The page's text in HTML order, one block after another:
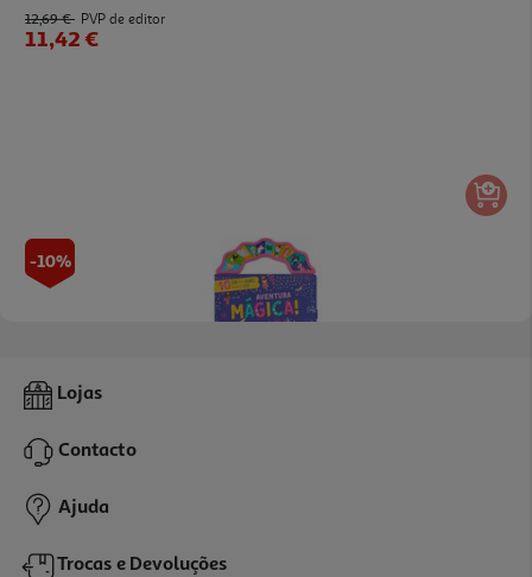
12,69 € PVP de editor
11,42 €
-10%
Livro Aventura Mágica! - História Com 10 Sons!
16,65 € PVP de editor
14,99 €
Lojas
Contacto
Ajuda
Trocas e Devoluções